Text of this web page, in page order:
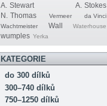
A. Stewart
A. Stokes
N. Thomas
Vermeer
da Vinci
Wachtmeister
Wall Waterhouse
wumples Yerka
KATEGORIE
do 300 dílků
300–740 dílků
750–1250 dílků